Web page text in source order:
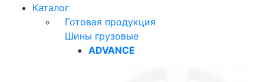
Каталог
Готовая продукция
Шины грузовые
ADVANCE